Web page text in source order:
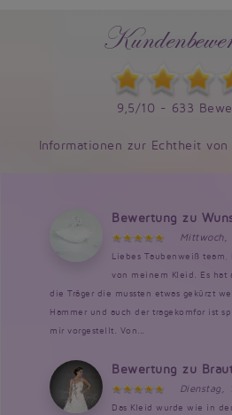
9,5/10 - 633
Informationen zur Echtheit von
Bewertung zu
Mittwoch,
Liebes Taubenweiß team,
von meinem Kleid. Es hat
die Träger die mussten etwas gekürzt
Hammer und auch der tragekomfor ist
mir vorgestellt. Von...
Bewertung zu
Dienstag,
Das Kleid wurde wie in